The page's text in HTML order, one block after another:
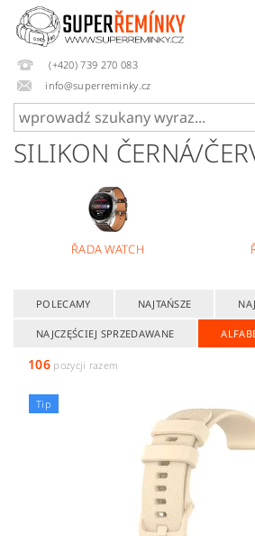
(+420) 739 270 083
info@superreminky.cz
SILIKON ČERNÁ/
ŘADA WATCH
POLECAMY NAJTAŃSZE
NAJCZĘŚCIEJ SPRZEDAWANE
106pozycji razem
Tip